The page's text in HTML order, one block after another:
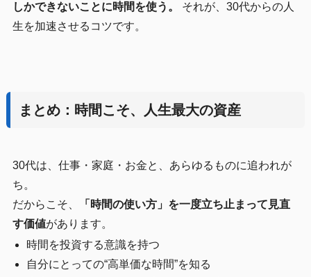
しかできないことに時間を使う。
それが、30代からの人
生を加速させるコツです。
まとめ：時間こそ、人生最大の資産
30代は、仕事・家庭・お金と、あらゆるものに追われが
ち。
だからこそ、
「時間の使い方」を一度立ち止まって見直
す価値があります。
時間を投資する意識を持つ
自分にとっての“高単価な時間”を知る